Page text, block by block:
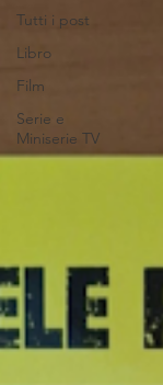
Tutti i post
Libro
Film
Serie e
Miniserie TV